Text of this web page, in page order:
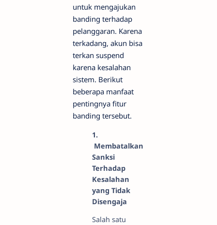
untuk mengajukan
banding terhadap
pelanggaran. Karena
terkadang, akun bisa
terkan suspend
karena kesalahan
sistem. Berikut
beberapa manfaat
pentingnya fitur
banding tersebut.
1.
Membatalkan
Sanksi
Terhadap
Kesalahan
yang Tidak
Disengaja
Salah satu